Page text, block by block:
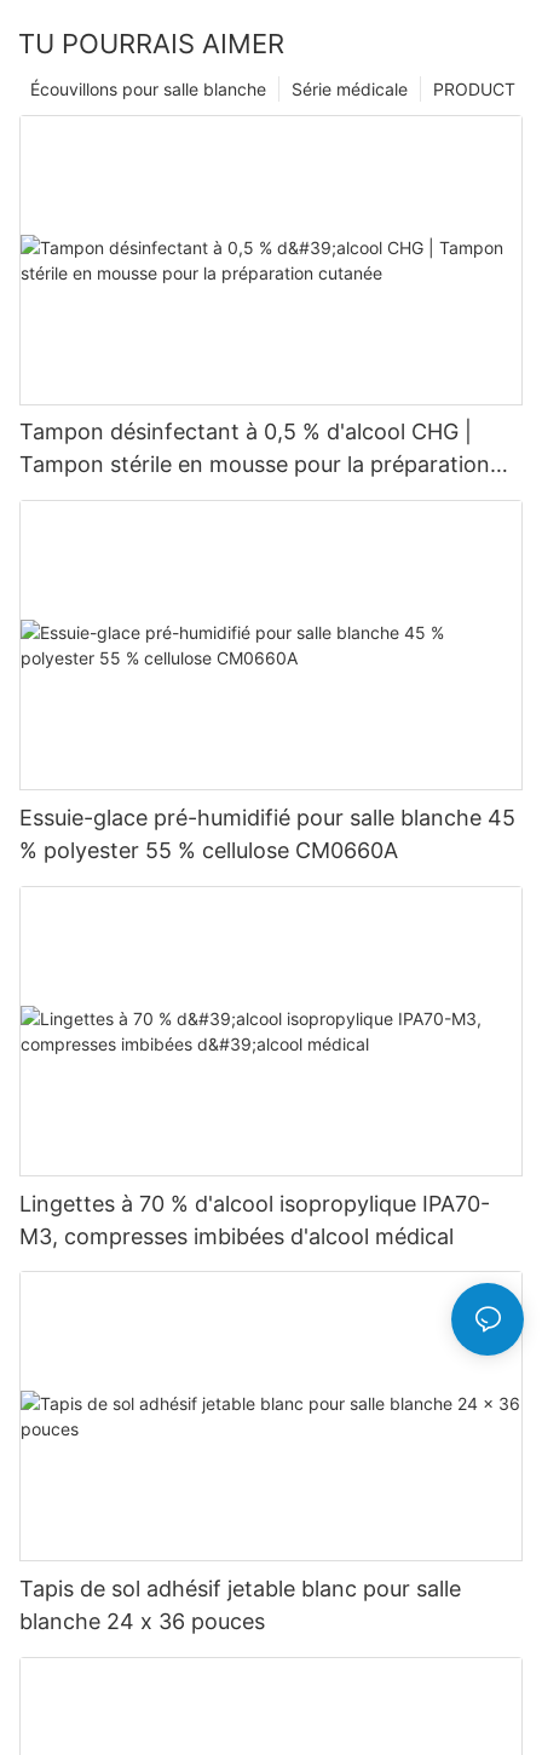
TU POURRAIS AIMER
PRODUCT
Série médicale
Écouvillons pour salle blanche
Tampon désinfectant à 0,5 % d'alcool CHG |
Tampon stérile en mousse pour la préparation
cutanée
Essuie-glace pré-humidifié pour salle blanche 45
% polyester 55 % cellulose CM0660A
Lingettes à 70 % d'alcool isopropylique IPA70-
M3, compresses imbibées d'alcool médical
Tapis de sol adhésif jetable blanc pour salle
blanche 24 x 36 pouces